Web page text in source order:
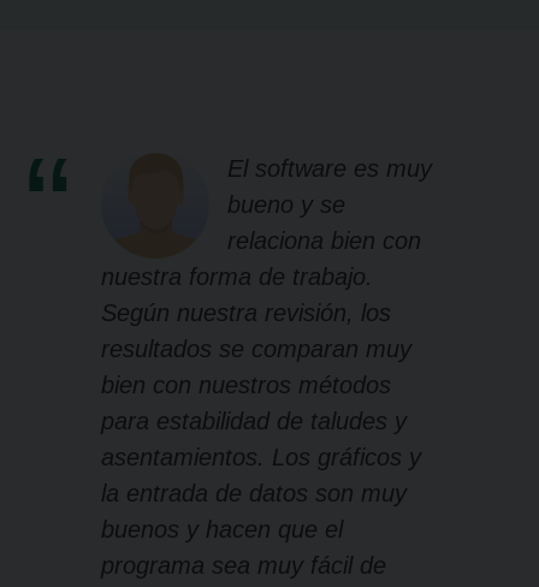
El software es muy
bueno y se
relaciona bien con
nuestra forma de trabajo.
Según nuestra revisión, los
resultados se comparan muy
bien con nuestros métodos
para estabilidad de taludes y
asentamientos. Los gráficos y
la entrada de datos son muy
buenos y hacen que el
programa sea muy fácil de